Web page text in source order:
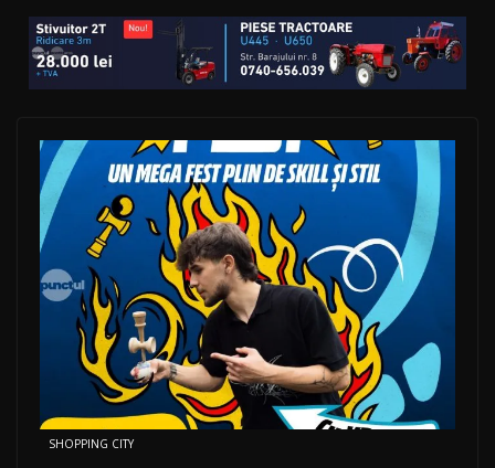
SHOPPING CITY